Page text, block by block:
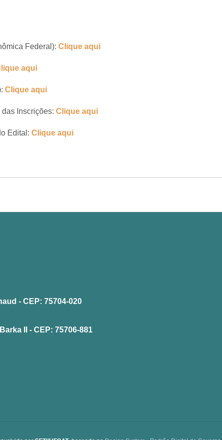
Federal): Clique aqui
aqui
Clique aqui
Inscrições: Clique aqui
Edital: Clique aqui
- CEP: 75704-020
II - CEP: 75706-881